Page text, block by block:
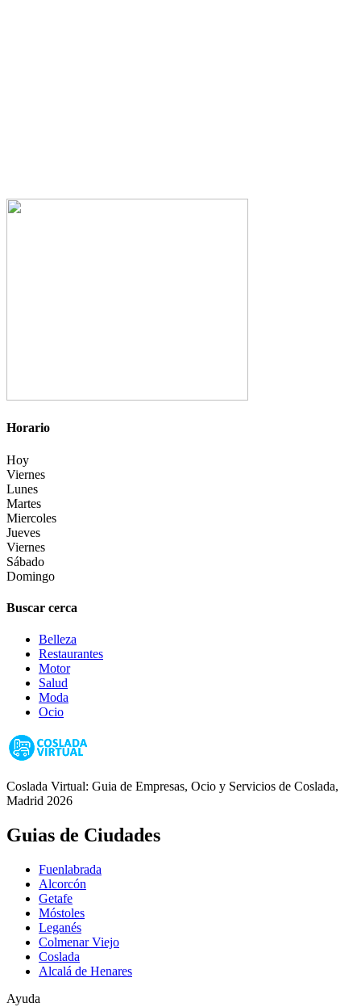
Horario
Hoy
Viernes
Lunes
Martes
Miercoles
Jueves
Viernes
Sábado
Domingo
Buscar cerca
Belleza
Restaurantes
Motor
Salud
Moda
Ocio
Coslada Virtual: Guia de Empresas, Ocio y Servicios de Coslada,
Madrid 2026
Guias de Ciudades
Fuenlabrada
Alcorcón
Getafe
Móstoles
Leganés
Colmenar Viejo
Coslada
Alcalá de Henares
Ayuda